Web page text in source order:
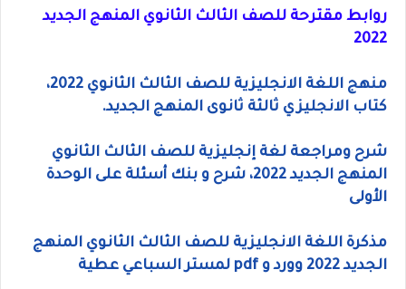
روابط مقترحة للصف الثالث الثانوي المنهج الجديد
2022
منهج اللغة الانجليزية للصف الثالث الثانوي 2022،
كتاب الانجليزي ثالثة ثانوى المنهج الجديد.
شرح ومراجعة لغة إنجليزية للصف الثالث الثانوي
المنهج الجديد 2022، شرح و بنك أسئلة على الوحدة
الأولى
مذكرة اللغة الانجليزية للصف الثالث الثانوي المنهج
الجديد 2022 وورد و pdf لمستر السباعي عطية